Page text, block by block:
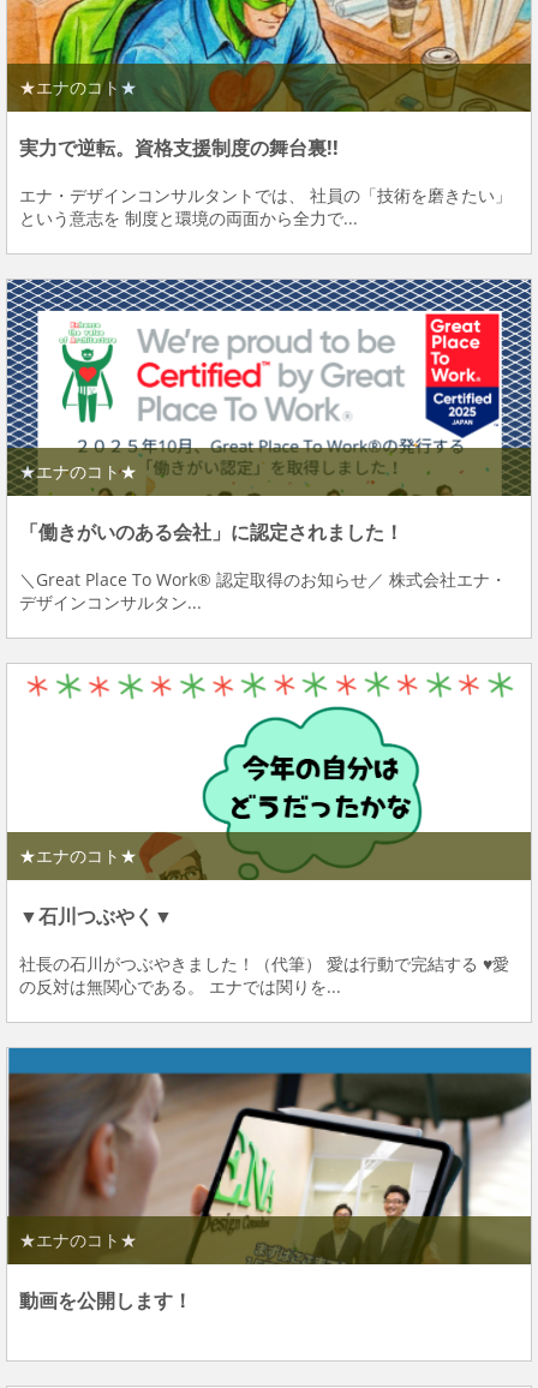
★エナのコト★
実力で逆転。資格支援制度の舞台裏!!
エナ・デザインコンサルタントでは、 社員の「技術を磨きたい」
という意志を 制度と環境の両面から全力で...
★エナのコト★
「働きがいのある会社」に認定されました！
＼Great Place To Work® 認定取得のお知らせ／ 株式会社エナ・
デザインコンサルタン...
★エナのコト★
▼石川つぶやく▼
社長の石川がつぶやきました！（代筆） 愛は行動で完結する ♥愛
の反対は無関心である。 エナでは関りを...
★エナのコト★
動画を公開します！